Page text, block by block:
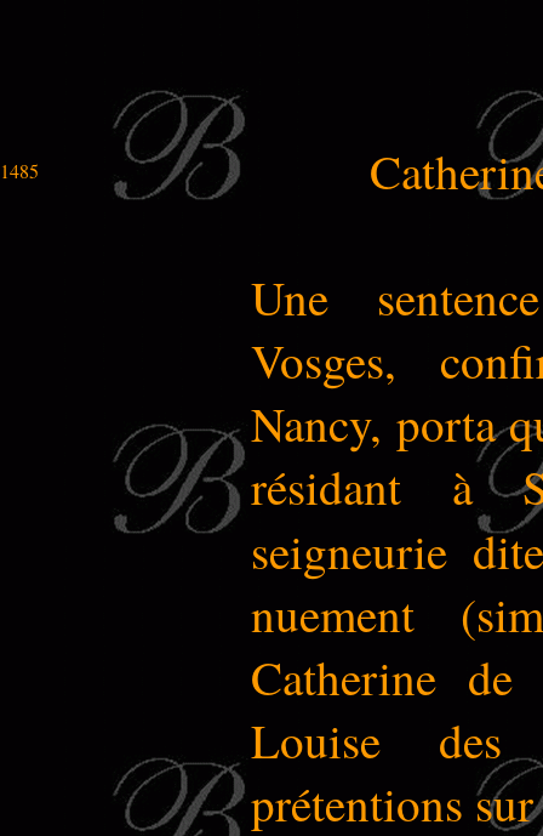
1485
Une
Vosges,
Nancy, porta
résidant à
seigneurie
nuement
Catherine
Louise des
prétentions